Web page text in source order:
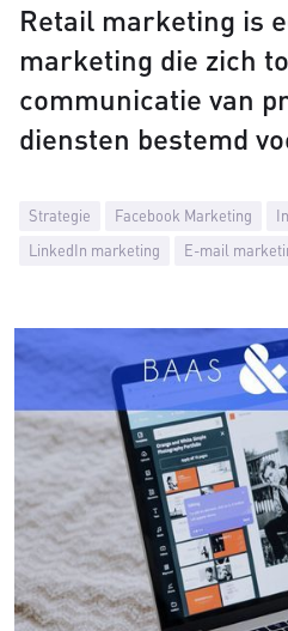
Strategie Facebook Marketing
LinkedIn marketing
E-mail
Retail marketing is
marketing die zich
communicatie van
diensten bestemd